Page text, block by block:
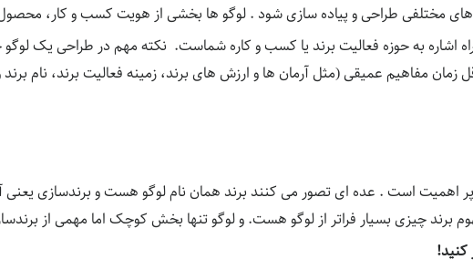
مختلفی طراحی و پیاده سازی شود . لوگو ها بخشی از هویت کسب و کار،
اشاره به حوزه فعالیت برند یا کسب و کاره شماست. نکته مهم در طراحی یک
مفاهیم عمیقی (مثل آرمان ها و ارزش های برند، زمینه فعالیت برند، نام
پر اهمیت است . عده ای تصور می کنند برند همان نام لوگو هست و برندسازی یعنی
برند چیزی بسیار فراتر از لوگو هست. و لوگو تنها بخش کوچک اما مهمی از
کنید!